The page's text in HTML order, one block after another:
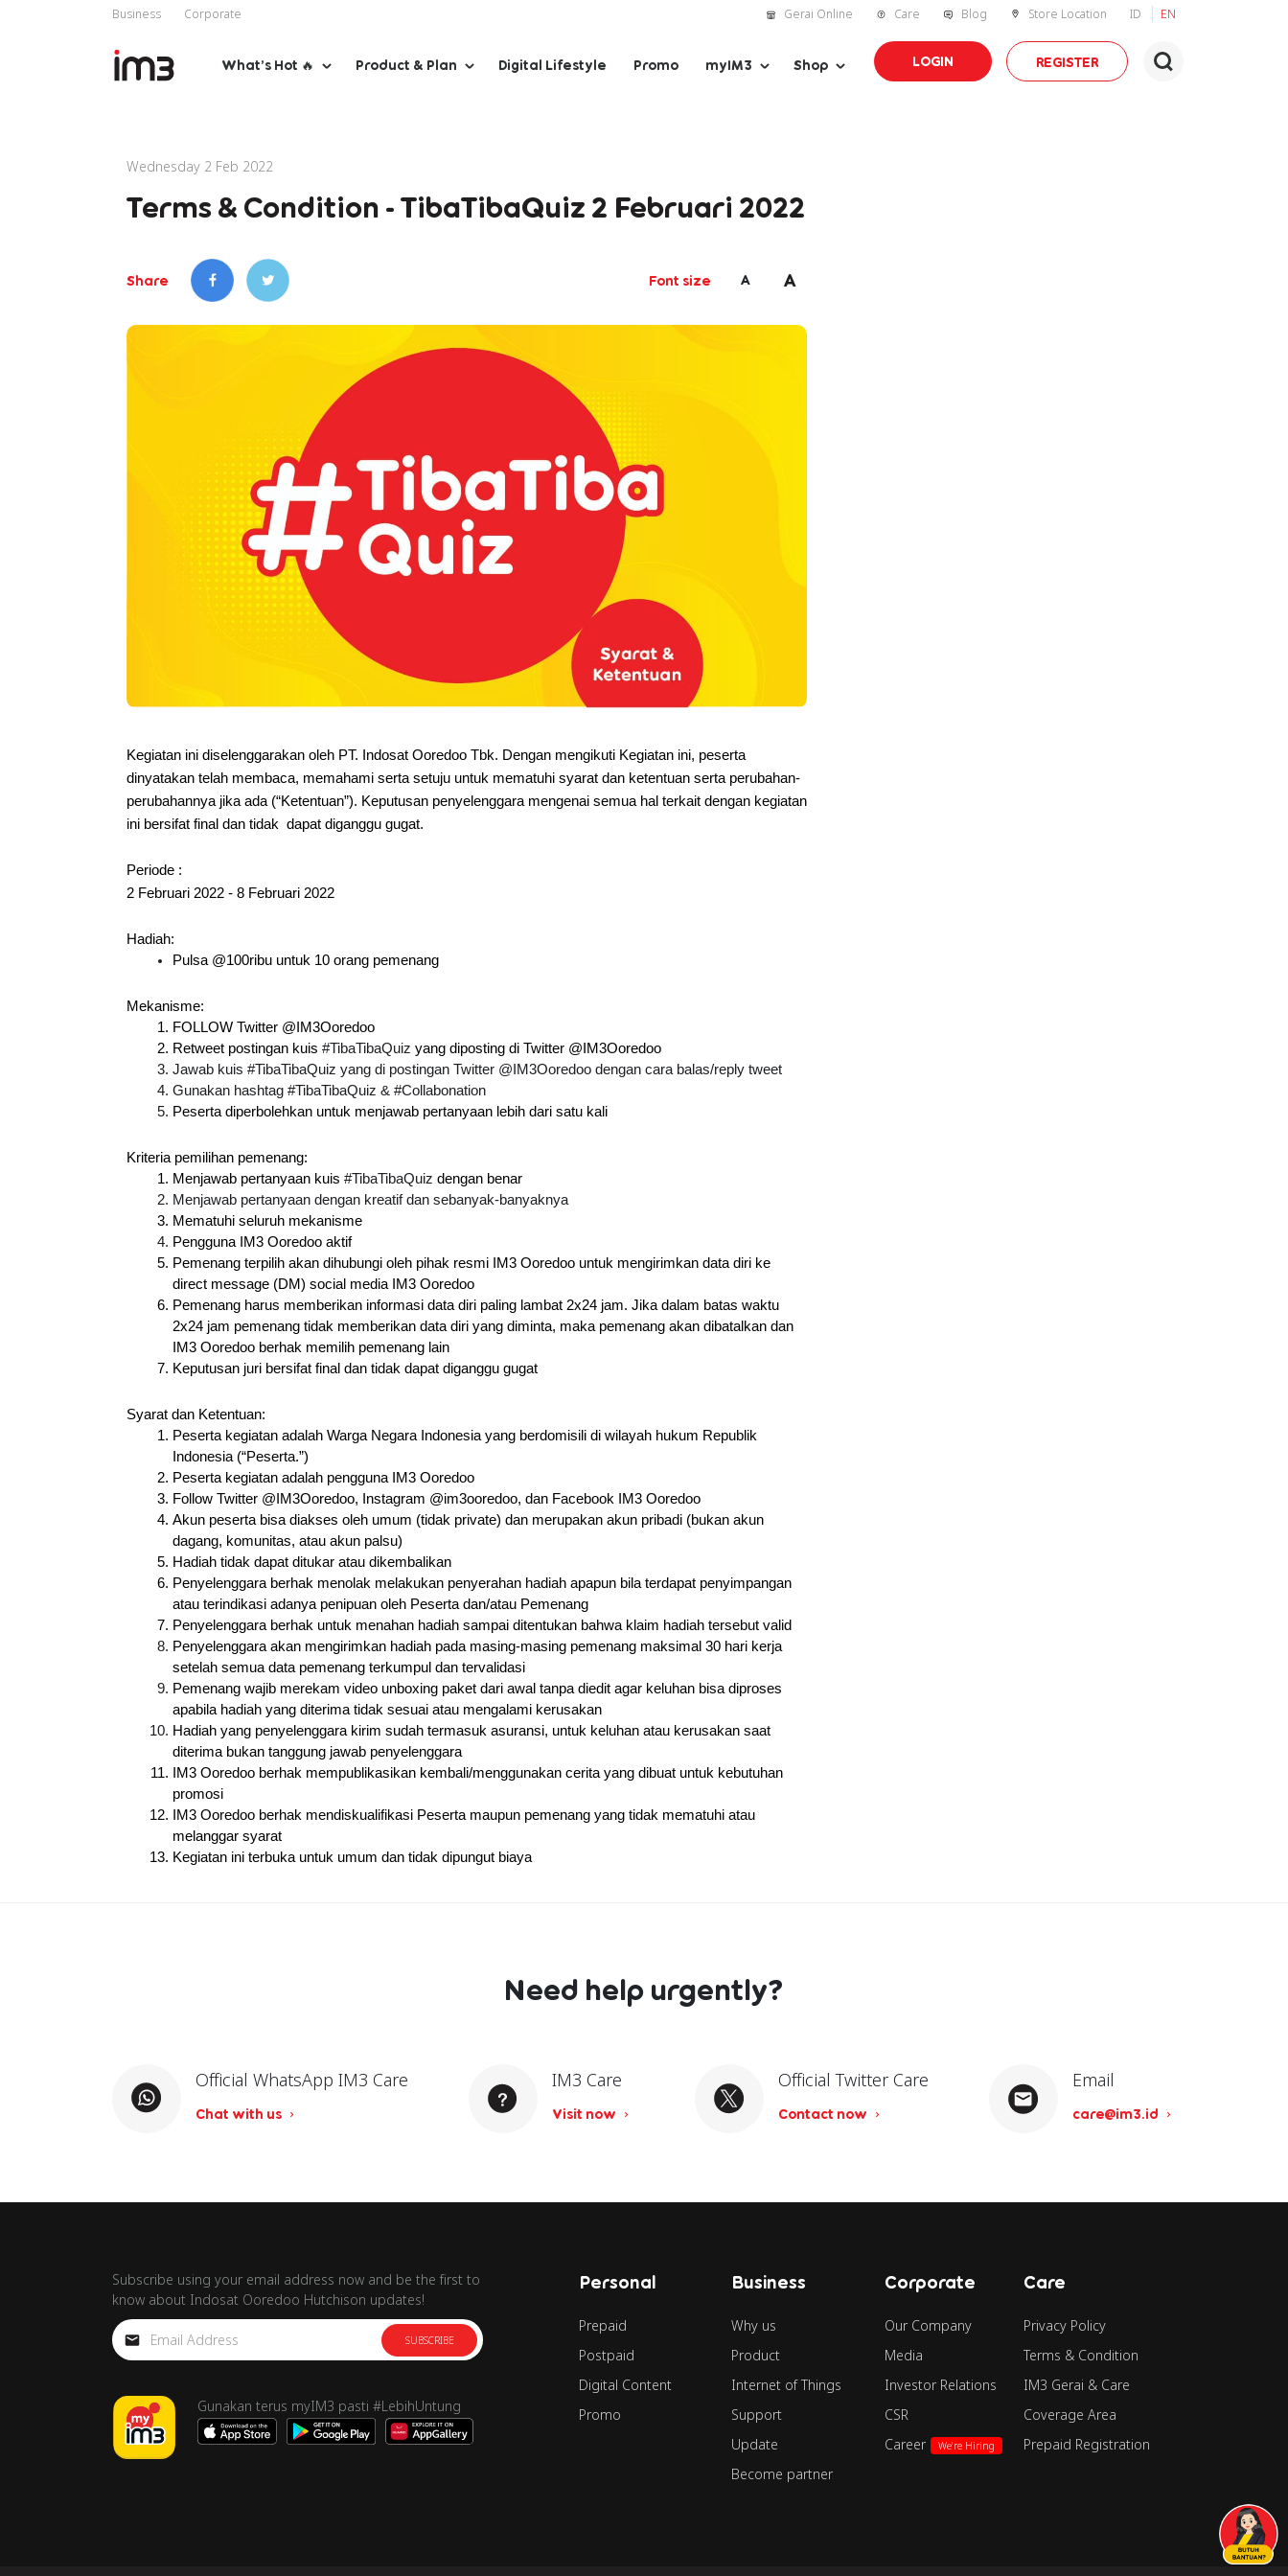
Business Corporate Gerai Online Care Blog Store Location ID EN
What’s Hot 🔥 Product & Plan Digital Lifestyle Promo myIM3 Shop LOGIN REGISTER
Wednesday 2 Feb 2022
Terms & Condition - TibaTibaQuiz 2 Februari 2022
Share Font size A A
Kegiatan ini diselenggarakan oleh PT. Indosat Ooredoo Tbk. Dengan mengikuti Kegiatan ini, peserta
dinyatakan telah membaca, memahami serta setuju untuk mematuhi syarat dan ketentuan serta perubahan-
perubahannya jika ada (“Ketentuan”). Keputusan penyelenggara mengenai semua hal terkait dengan kegiatan
ini bersifat final dan tidak  dapat diganggu gugat.
Periode :
2 Februari 2022 - 8 Februari 2022
Hadiah:
Pulsa @100ribu untuk 10 orang pemenang
Mekanisme:
FOLLOW Twitter @IM3Ooredoo
Retweet postingan kuis #TibaTibaQuiz yang diposting di Twitter @IM3Ooredoo
Jawab kuis #TibaTibaQuiz yang di postingan Twitter @IM3Ooredoo dengan cara balas/reply tweet
Gunakan hashtag #TibaTibaQuiz & #Collabonation
Peserta diperbolehkan untuk menjawab pertanyaan lebih dari satu kali
Kriteria pemilihan pemenang:
Menjawab pertanyaan kuis #TibaTibaQuiz dengan benar
Menjawab pertanyaan dengan kreatif dan sebanyak-banyaknya
Mematuhi seluruh mekanisme
Pengguna IM3 Ooredoo aktif
Pemenang terpilih akan dihubungi oleh pihak resmi IM3 Ooredoo untuk mengirimkan data diri ke
direct message (DM) social media IM3 Ooredoo
Pemenang harus memberikan informasi data diri paling lambat 2x24 jam. Jika dalam batas waktu
2x24 jam pemenang tidak memberikan data diri yang diminta, maka pemenang akan dibatalkan dan
IM3 Ooredoo berhak memilih pemenang lain
Keputusan juri bersifat final dan tidak dapat diganggu gugat
Syarat dan Ketentuan:
Peserta kegiatan adalah Warga Negara Indonesia yang berdomisili di wilayah hukum Republik
Indonesia (“Peserta.”)
Peserta kegiatan adalah pengguna IM3 Ooredoo
Follow Twitter @IM3Ooredoo, Instagram @im3ooredoo, dan Facebook IM3 Ooredoo
Akun peserta bisa diakses oleh umum (tidak private) dan merupakan akun pribadi (bukan akun
dagang, komunitas, atau akun palsu)
Hadiah tidak dapat ditukar atau dikembalikan
Penyelenggara berhak menolak melakukan penyerahan hadiah apapun bila terdapat penyimpangan
atau terindikasi adanya penipuan oleh Peserta dan/atau Pemenang
Penyelenggara berhak untuk menahan hadiah sampai ditentukan bahwa klaim hadiah tersebut valid
Penyelenggara akan mengirimkan hadiah pada masing-masing pemenang maksimal 30 hari kerja
setelah semua data pemenang terkumpul dan tervalidasi
Pemenang wajib merekam video unboxing paket dari awal tanpa diedit agar keluhan bisa diproses
apabila hadiah yang diterima tidak sesuai atau mengalami kerusakan
Hadiah yang penyelenggara kirim sudah termasuk asuransi, untuk keluhan atau kerusakan saat
diterima bukan tanggung jawab penyelenggara
IM3 Ooredoo berhak mempublikasikan kembali/menggunakan cerita yang dibuat untuk kebutuhan
promosi
IM3 Ooredoo berhak mendiskualifikasi Peserta maupun pemenang yang tidak mematuhi atau
melanggar syarat
Kegiatan ini terbuka untuk umum dan tidak dipungut biaya
Need help urgently?
Official WhatsApp IM3 Care
Chat with us
IM3 Care
Visit now
Official Twitter Care
Contact now
Email
care@im3.id
Subscribe using your email address now and be the first to
know about Indosat Ooredoo Hutchison updates!
SUBSCRIBE
Gunakan terus myIM3 pasti #LebihUntung
Personal
Prepaid
Postpaid
Digital Content
Promo
Business
Why us
Product
Internet of Things
Support
Update
Become partner
Corporate
Our Company
Media
Investor Relations
CSR
Career
We're Hiring
Care
Privacy Policy
Terms & Condition
IM3 Gerai & Care
Coverage Area
Prepaid Registration